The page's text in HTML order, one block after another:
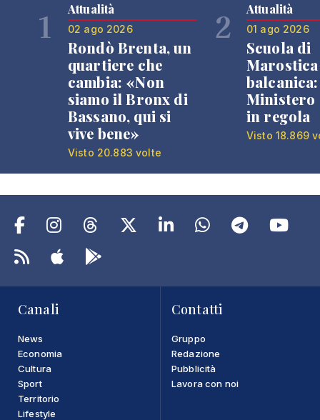
1 Attualità
02 ago 2026
Rondò Brenta, un
quartiere che
cambia: «Non
siamo il Bronx di
Bassano, qui si
vive bene»
Visto 20.883 volte
2 Attualità
01 ago 2026
Scuola di
Ministero
in regola
Visto 18.869
Canali
News
Economia
Cultura
Sport
Territorio
Lifestyle
Contatti
Gruppo
Redazione
Pubblicità
Lavora con noi